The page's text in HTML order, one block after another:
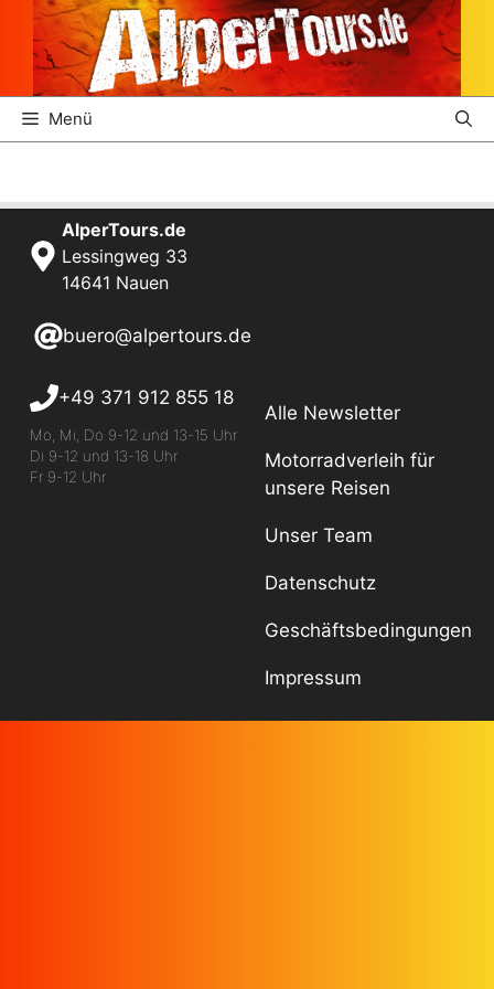
Zum
Inhalt
springen
Menü
AlperTours.de
Lessingweg 33
14641 Nauen
buero@alpertours.de
+49 371 912 855 18
Mo, Mi, Do 9-12 und 13-15 Uhr
Di 9-12 und 13-18 Uhr
Fr 9-12 Uhr
Alle Newsletter
Motorradverleih für
unsere Reisen
Unser Team
Datenschutz
Geschäftsbedingungen
Impressum